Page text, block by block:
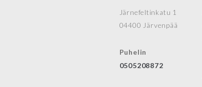
Järnefeltinkatu 1
04400 Järvenpää
Puhelin
0505208872